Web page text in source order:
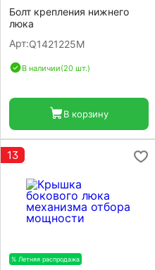
Болт крепления нижнего
люка
Арт:Q1421225M
В наличии(20 шт.)
В корзину
13
% Летняя распродажа